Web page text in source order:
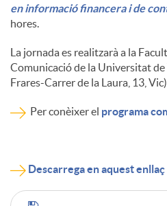
en informació financera i de
hores.
La jornada es realitzarà a la
Comunicació de la Universitat
Frares-Carrer de la Laura, 13,
Per conèixer el programa
Descarrega en aquest